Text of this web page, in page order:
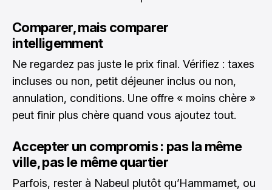
Comparer, mais comparer
intelligemment
Ne regardez pas juste le prix final. Vérifiez : taxes
incluses ou non, petit déjeuner inclus ou non,
annulation, conditions. Une offre « moins chère »
peut finir plus chère quand vous ajoutez tout.
Accepter un compromis : pas la même
ville, pas le même quartier
Parfois, rester à Nabeul plutôt qu’Hammamet, ou